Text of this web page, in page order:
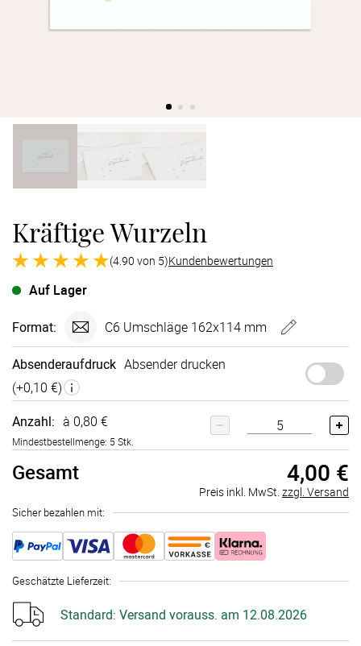
Kräftige Wurzeln
(4.90 von 5)Kundenbewertungen
Auf Lager
Format: C6 Umschläge 162x114 mm
Absenderaufdruck Absender drucken
(+0,10 €)
Anzahl: à 0,80 €
Mindestbestellmenge: 5 Stk.
Gesamt 4,00 €
Preis inkl. MwSt. zzgl. Versand
Sicher bezahlen mit:
Geschätzte Lieferzeit:
Standard: Versand vorauss. am 12.08.2026